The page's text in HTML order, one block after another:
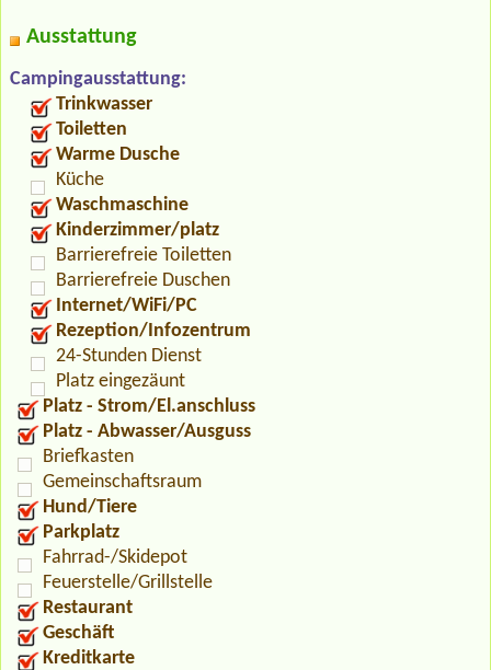
Ausstattung
Campingausstattung:
Trinkwasser
Toiletten
Warme Dusche
Küche
Waschmaschine
Kinderzimmer/platz
Barrierefreie Toiletten
Barrierefreie Duschen
Internet/WiFi/PC
Rezeption/Infozentrum
24-Stunden Dienst
Platz eingezäunt
Platz - Strom/El.anschluss
Platz - Abwasser/Ausguss
Briefkasten
Gemeinschaftsraum
Hund/Tiere
Parkplatz
Fahrrad-/Skidepot
Feuerstelle/Grillstelle
Restaurant
Geschäft
Kreditkarte